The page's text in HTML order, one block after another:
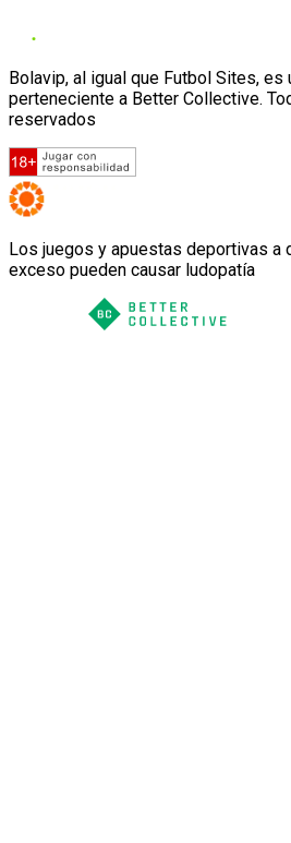
Bolavip, al igual que Futbol Sites, es
perteneciente a Better Collective.
reservados
Los juegos y apuestas deportivas a
exceso pueden causar ludopatía